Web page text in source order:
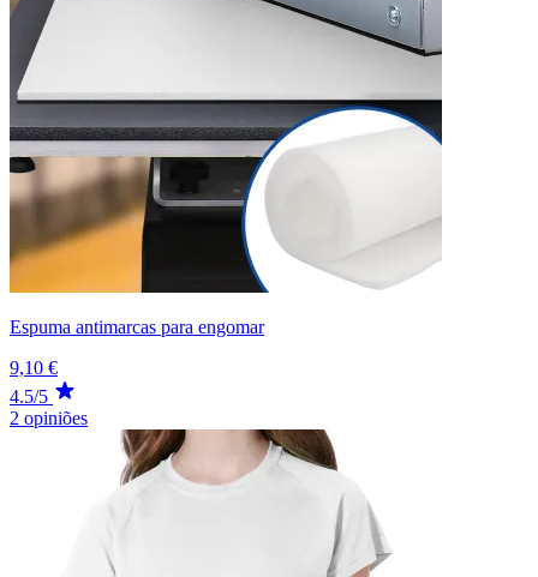
Espuma antimarcas para engomar
9,10 €
4.5/5
2 opiniões